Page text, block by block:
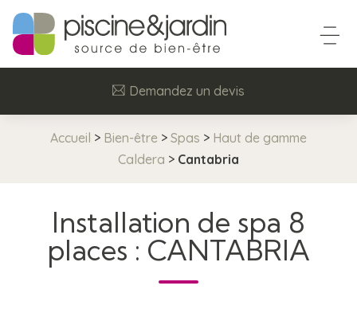
Demandez un devis
Accueil > Bien-être > Spas > Haut de gamme
Caldera > Cantabria
Installation de spa 8
places : CANTABRIA